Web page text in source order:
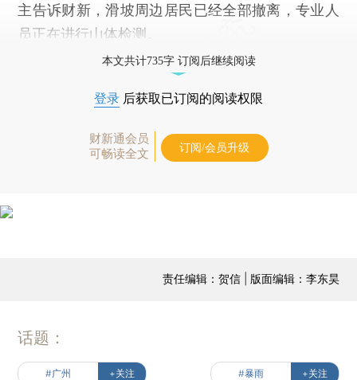
主告诉财新，滑坡周边居民已经全部撤离，专业人
员正在进行山体检测。
本文共计735字 订阅后继续阅读
登录 后获取已订阅的阅读权限
财新通会员
可畅读全文
订阅/会员升级
责任编辑：贺信 | 版面编辑：李东昊
话题：
#广州 +关注 #暴雨 +关注